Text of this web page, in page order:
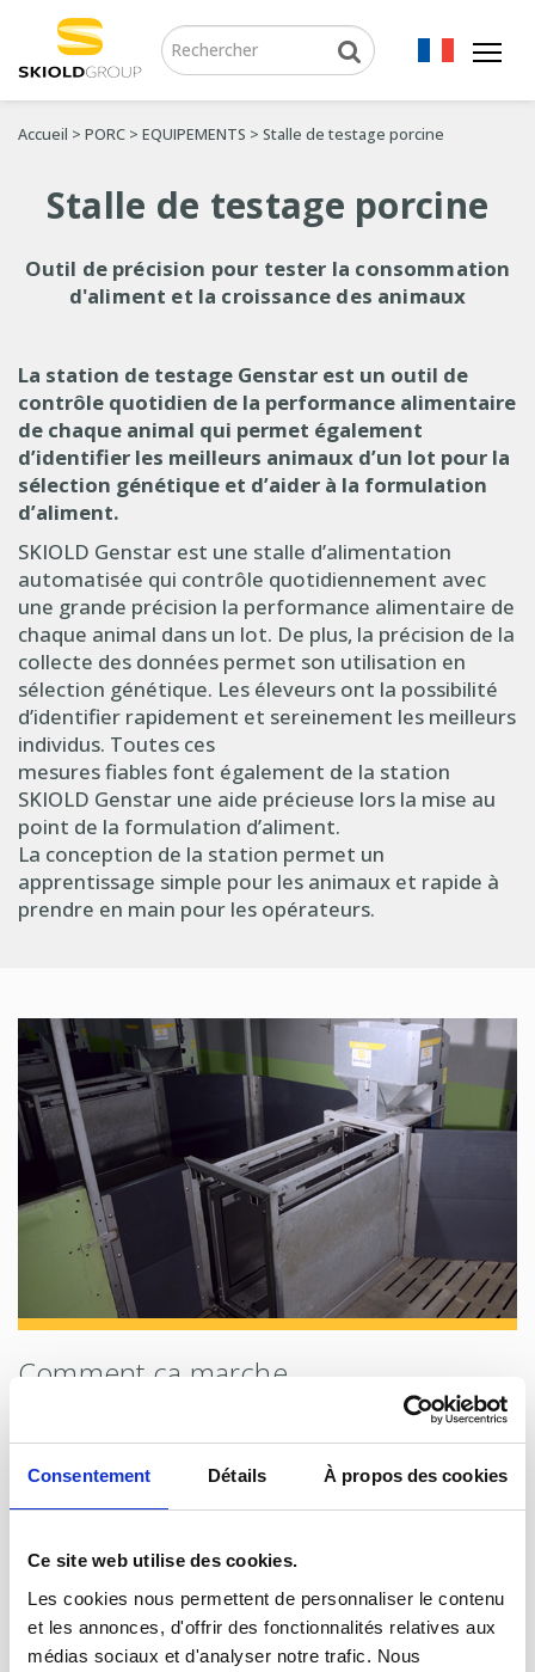
Consentement Détails À propos des cookies
Ce site web utilise des cookies.
Les cookies nous permettent de personnaliser le contenu
et les annonces, d'offrir des fonctionnalités relatives aux
médias sociaux et d'analyser notre trafic. Nous
Accueil > PORC > EQUIPEMENTS > Stalle de testage porcine
Stalle de testage porcine
Outil de précision pour tester la consommation
d'aliment et la croissance des animaux
La station de testage Genstar est un outil de
contrôle quotidien de la performance alimentaire
de chaque animal qui permet également
d’identifier les meilleurs animaux d’un lot pour la
sélection génétique et d’aider à la formulation
d’aliment.
SKIOLD Genstar est une stalle d’alimentation
automatisée qui contrôle quotidiennement avec
une grande précision la performance alimentaire de
chaque animal dans un lot. De plus, la précision de la
collecte des données permet son utilisation en
sélection génétique. Les éleveurs ont la possibilité
d’identifier rapidement et sereinement les meilleurs
individus. Toutes ces
mesures fiables font également de la station
SKIOLD Genstar une aide précieuse lors la mise au
point de la formulation d’aliment.
La conception de la station permet un
apprentissage simple pour les animaux et rapide à
prendre en main pour les opérateurs.
Comment ça marche
Grâce à une boucle RFID, l’animal est identifié à chaque
passage dans la station qui va ensuite mesurer la quantité
d’aliment consommée. Suivant les configurations de station,
l’animal pourra également être pesé. L’automate mémor...